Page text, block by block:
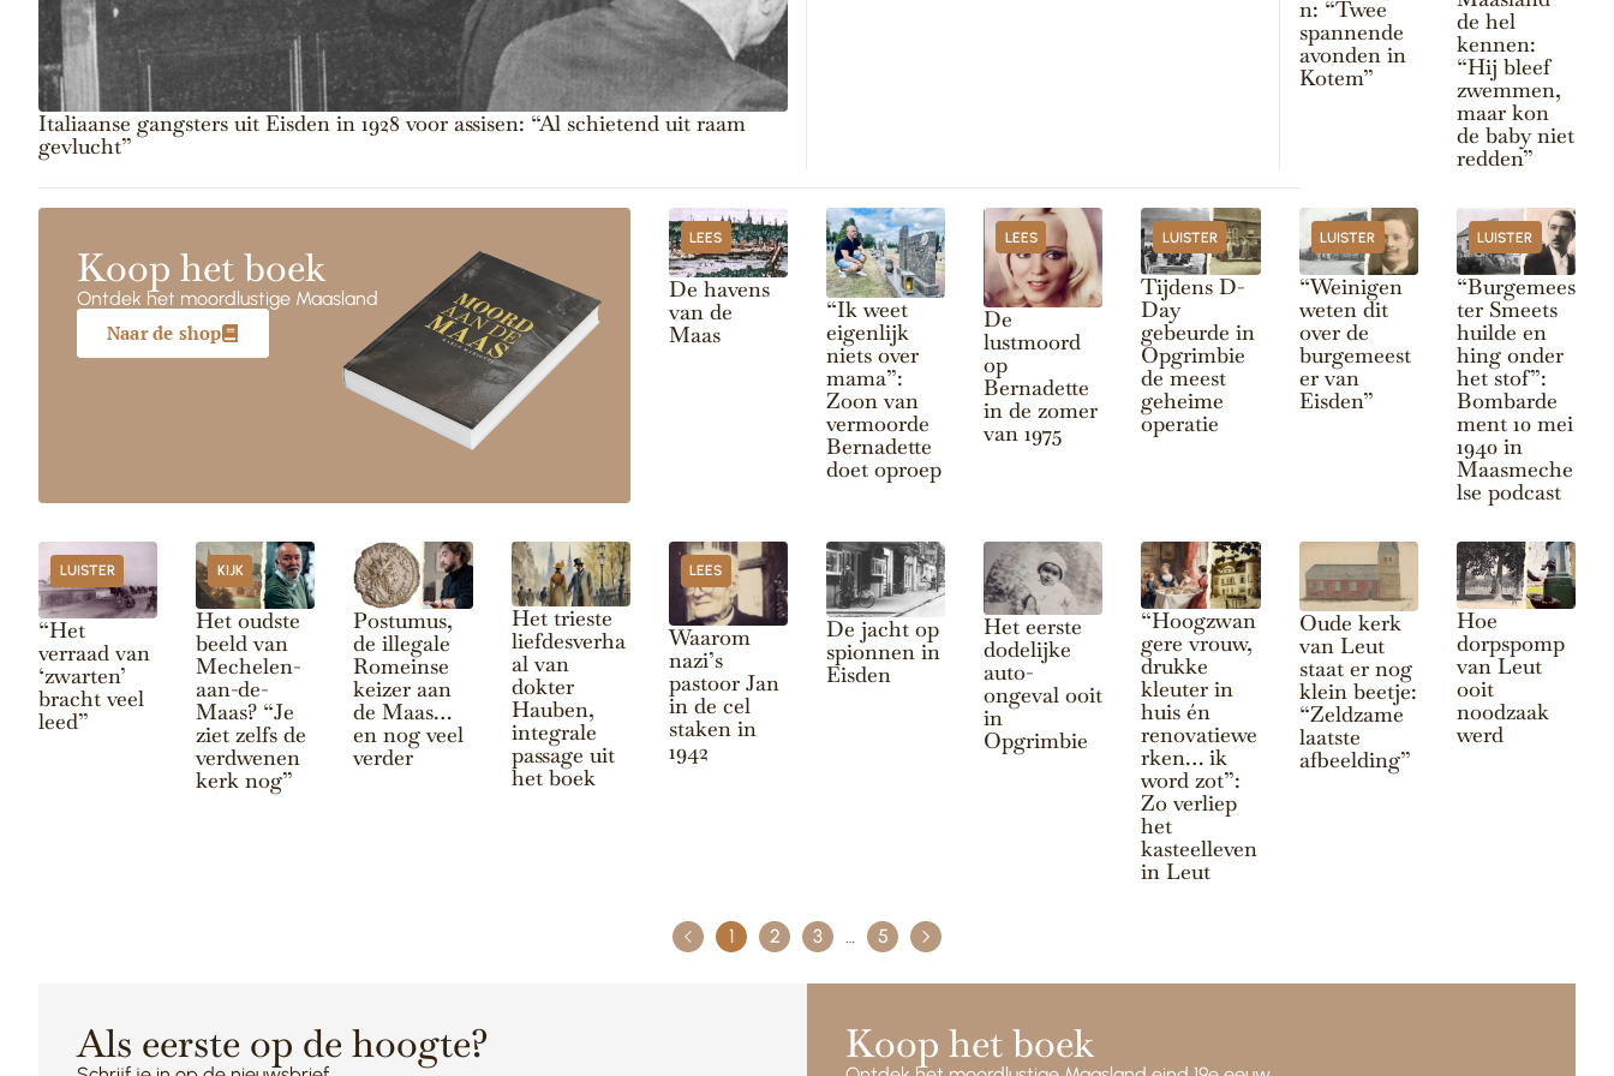
Italiaanse gangsters uit Eisden in 1928 voor assisen: “Al schietend uit raam
gevlucht”
Koop het boek
Ontdek het moordlustige Maasland
Naar de shop
n: “Twee
spannende
avonden in
Kotem”
de hel
kennen:
“Hij bleef
zwemmen,
maar kon
de baby niet
redden”
De havens
van de
Maas
LEES
“Ik weet
eigenlijk
niets over
mama”:
Zoon van
vermoorde
Bernadette
doet oproep
De
lustmoord
op
Bernadette
in de zomer
van 1975
LEES
Tijdens D-
Day
gebeurde in
Opgrimbie
de meest
geheime
operatie
LUISTER
“Weinigen
weten dit
over de
burgemeest
er van
Eisden”
LUISTER
“Burgemees
ter Smeets
huilde en
hing onder
het stof”:
Bombarde
ment 10 mei
1940 in
Maasmeche
lse podcast
LUISTER
“Het
verraad van
‘zwarten’
bracht veel
leed”
LUISTER
Het oudste
beeld van
Mechelen-
aan-de-
Maas? “Je
ziet zelfs de
verdwenen
kerk nog”
KIJK
Postumus,
de illegale
Romeinse
keizer aan
de Maas…
en nog veel
verder
Het trieste
liefdesverha
al van
dokter
Hauben,
integrale
passage uit
het boek
Waarom
nazi’s
pastoor Jan
in de cel
staken in
1942
LEES
De jacht op
spionnen in
Eisden
Het eerste
dodelijke
auto-
ongeval ooit
in
Opgrimbie
“Hoogzwan
gere vrouw,
drukke
kleuter in
huis én
renovatiewe
rken… ik
word zot”:
Zo verliep
het
kasteelleven
in Leut
Oude kerk
van Leut
staat er nog
klein beetje:
“Zeldzame
laatste
afbeelding”
Hoe
dorpspomp
van Leut
ooit
noodzaak
werd
1 2 3 … 5
Als eerste op de hoogte? Koop het boek